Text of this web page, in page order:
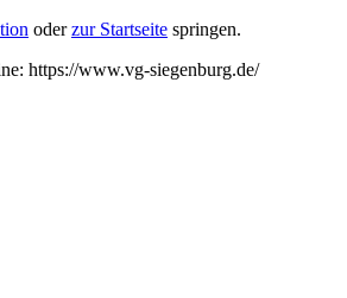
oderzur Startseite springen.
https://www.vg-siegenburg.de/